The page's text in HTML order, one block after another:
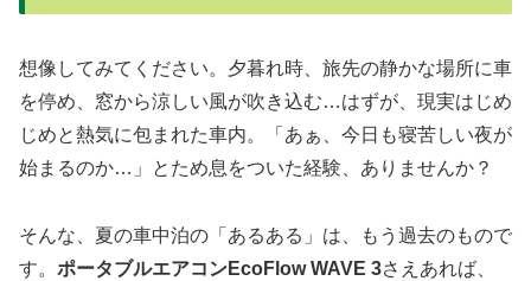
想像してみてください。夕暮れ時、旅先の静かな場所に車
を停め、窓から涼しい風が吹き込む…はずが、現実はじめ
じめと熱気に包まれた車内。「あぁ、今日も寝苦しい夜が
始まるのか…」とため息をついた経験、ありませんか？
そんな、夏の車中泊の「あるある」は、もう過去のもので
す。 ポータブルエアコンEcoFlow WAVE 3さえあれば、